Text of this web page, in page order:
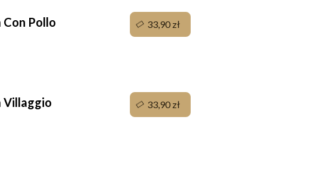
Con Pollo
Villaggio